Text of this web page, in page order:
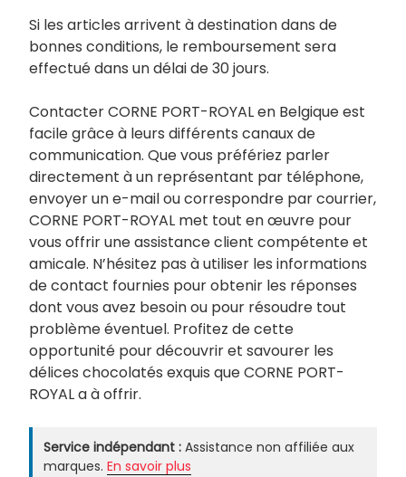
Si les articles arrivent à destination dans de
bonnes conditions, le remboursement sera
effectué dans un délai de 30 jours.
Contacter CORNE PORT-ROYAL en Belgique est
facile grâce à leurs différents canaux de
communication. Que vous préfériez parler
directement à un représentant par téléphone,
envoyer un e-mail ou correspondre par courrier,
CORNE PORT-ROYAL met tout en œuvre pour
vous offrir une assistance client compétente et
amicale. N’hésitez pas à utiliser les informations
de contact fournies pour obtenir les réponses
dont vous avez besoin ou pour résoudre tout
problème éventuel. Profitez de cette
opportunité pour découvrir et savourer les
délices chocolatés exquis que CORNE PORT-
ROYAL a à offrir.
Service indépendant : Assistance non affiliée aux
marques. En savoir plus